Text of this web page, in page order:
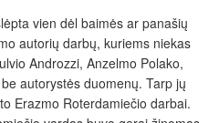
vien dėl baimės ar panašių
autorių darbų, kuriems niekas
Androzzi, Anzelmo Polako,
autorystės duomenų. Tarp jų
Erazmo Roterdamiečio darbai.